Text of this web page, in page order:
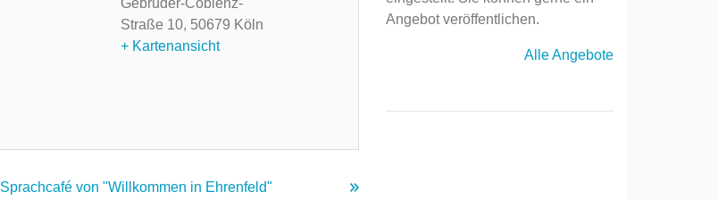
Gebrüder-Coblenz-
Straße 10, 50679 Köln
+ Kartenansicht
Sprachcafé von "Willkommen in Ehrenfeld"
Angebot veröffentlichen.
Alle Angebote